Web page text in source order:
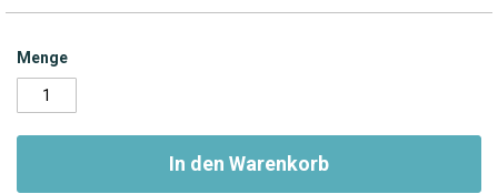
Menge
In den Warenkorb